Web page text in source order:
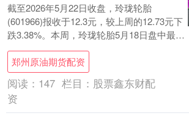
截至2026年5月22日收盘，玲珑轮胎
(601966)报收于12.3元，较上周的12.73元下
跌3.38%。本周，玲珑轮胎5月18日盘中最高
价报12.75元。5....
郑州原油期货配资
阅读： 147 栏目： 股票鑫东财配
资